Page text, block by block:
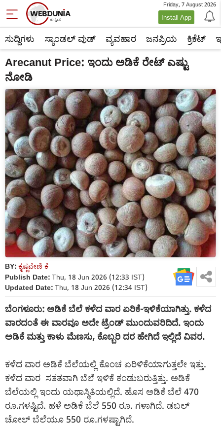
Friday, 7 August 2026
Install App
ಸುದ್ದಿಗಳು ಸ್ಯಾಂಡಲ್ ವುಡ್ ವ್ಯವಹಾರ ಜನಪ್ರಿಯ ಕ್ರಿಕೆಟ್‌
Arecanut Price: ಇಂದು ಅಡಿಕೆ ರೇಟ್ ಎಷ್ಟು
ನೋಡಿ
BY: ಕೃಷ್ಣವೇಣಿ ಕೆ
Publish Date: Thu, 18 Jun 2026 (12:33 IST)
Updated Date: Thu, 18 Jun 2026 (12:34 IST)
ಬೆಂಗಳೂರು: ಅಡಿಕೆ ಬೆಲೆ ಕಳೆದ ವಾರ ಏರಿಕೆ-ಇಳಿಕೆಯಾಗಿತ್ತು. ಕಳೆದ
ವಾರದಂತೆ ಈ ವಾರವೂ ಅದೇ ಟ್ರೆಂಡ್ ಮುಂದುವರಿದಿದೆ. ಇಂದು
ಅಡಿಕೆ ಮತ್ತು ಕಾಳು ಮೆಣಸು, ಕೊಬ್ಬರಿ ದರ ಹೇಗಿದೆ ಇಲ್ಲಿದೆ ವಿವರ.
ಕಳೆದ ವಾರ ಅಡಿಕೆ ಬೆಲೆಯಲ್ಲಿ ಕೊಂಚ ಏರಿಳಿಕೆಯಾಗುತ್ತಲೇ ಇತ್ತು.
ಕಳೆದ ವಾರ ಸತತವಾಗಿ ಬೆಲೆ ಇಳಿಕೆ ಕಂಡುಬರುತ್ತಿತ್ತು. ಅಡಿಕೆ
ಬೆಲೆಯಲ್ಲಿ ಇಂದು ಯಥಾಸ್ಥಿತಿಯಲ್ಲಿದೆ. ಹೊಸ ಅಡಿಕೆ ಬೆಲೆ 470
ರೂ.ಗಳಷ್ಟಿದೆ. ಹಳೆ ಅಡಿಕೆ ಬೆಲೆ 550 ರೂ. ಗಳಾಗಿದೆ. ಡಬಲ್
ಚೋಲ್ ಬೆಲೆಯೂ 550 ರೂ.ಗಳಷ್ಟಾಗಿದೆ.